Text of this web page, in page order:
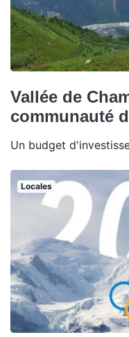
Vallée de
communauté
Un budget
Locales